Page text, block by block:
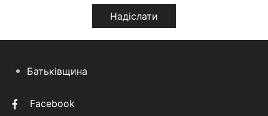
Батьківщина
Facebook